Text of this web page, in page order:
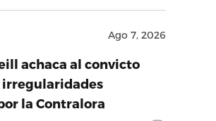
Ago 7, 2026
achaca al convicto
irregularidades
la Contralora